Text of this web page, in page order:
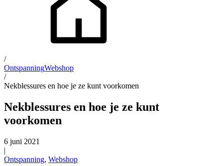
/
OntspanningWebshop
/
Nekblessures en hoe je ze kunt voorkomen
Nekblessures en hoe je ze kunt
voorkomen
6 juni 2021
|
Ontspanning, Webshop